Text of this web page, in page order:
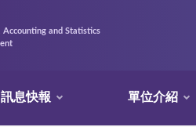
Accounting and Statistics
訊息快報 單位介紹